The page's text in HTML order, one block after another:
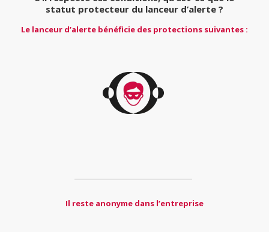
statut protecteur du lanceur d’alerte ?
Le lanceur d’alerte bénéficie des protections suivantes :
Il reste anonyme dans l’entreprise